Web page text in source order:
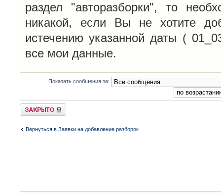
раздел "авторазборки", то
никакой, если Вы не хотите
истечению указанной даты (
все мои данные.
Показать сообщения за:
Закрыто
Вернуться в Заявки на добавление разборок